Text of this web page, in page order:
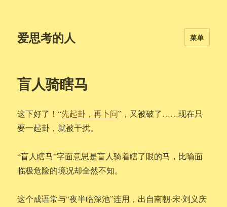
爱思考的人 菜单
盲人骑瞎马
这下好了！“先起卦，再卜问”，又被破了……现在只
要一起卦，就被干扰。
“盲人瞎马”字面意思是盲人骑着瞎了眼的马，比喻面
临极危险的境况却全然不知。
这个成语常与“夜半临深池”连用，出自南朝·宋·刘义庆